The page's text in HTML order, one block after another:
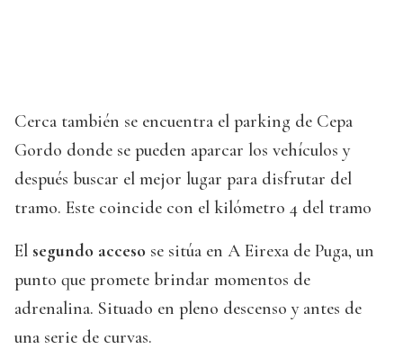
Cerca también se encuentra el parking de Cepa
Gordo donde se pueden aparcar los vehículos y
después buscar el mejor lugar para disfrutar del
tramo. Este coincide con el kilómetro 4 del tramo
El segundo acceso se sitúa en A Eirexa de Puga, un
punto que promete brindar momentos de
adrenalina. Situado en pleno descenso y antes de
una serie de curvas.